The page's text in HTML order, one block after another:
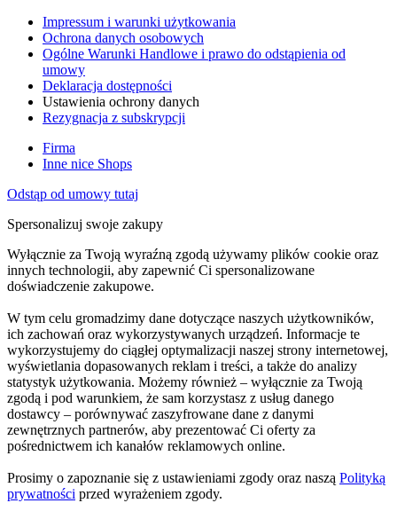
Impressum i warunki użytkowania
Ochrona danych osobowych
Ogólne Warunki Handlowe i prawo do odstąpienia od
umowy
Deklaracja dostępności
Ustawienia ochrony danych
Rezygnacja z subskrypcji
Firma
Inne nice Shops
Odstąp od umowy tutaj
Spersonalizuj swoje zakupy
Wyłącznie za Twoją wyraźną zgodą używamy plików cookie oraz
innych technologii, aby zapewnić Ci spersonalizowane
doświadczenie zakupowe.
W tym celu gromadzimy dane dotyczące naszych użytkowników,
ich zachowań oraz wykorzystywanych urządzeń. Informacje te
wykorzystujemy do ciągłej optymalizacji naszej strony internetowej,
wyświetlania dopasowanych reklam i treści, a także do analizy
statystyk użytkowania. Możemy również – wyłącznie za Twoją
zgodą i pod warunkiem, że sam korzystasz z usług danego
dostawcy – porównywać zaszyfrowane dane z danymi
zewnętrznych partnerów, aby prezentować Ci oferty za
pośrednictwem ich kanałów reklamowych online.
Prosimy o zapoznanie się z ustawieniami zgody oraz naszą Polityką
prywatności przed wyrażeniem zgody.